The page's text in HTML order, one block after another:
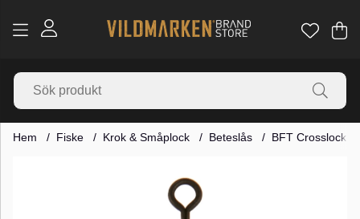
.
Hem Fiske Krok & Småplock Beteslås BFT Crosslock